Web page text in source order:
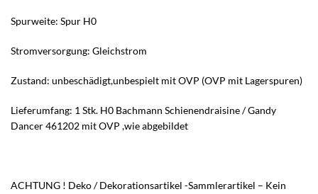
Spurweite: Spur H0
Stromversorgung: Gleichstrom
Zustand: unbeschädigt,unbespielt mit OVP (OVP mit Lagerspuren)
Lieferumfang: 1 Stk. H0 Bachmann Schienendraisine / Gandy
Dancer 461202 mit OVP ,wie abgebildet
ACHTUNG ! Deko / Dekorationsartikel -Sammlerartikel – Kein